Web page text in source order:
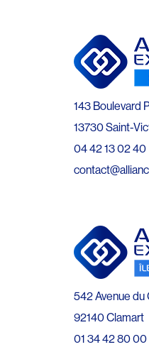
143 Boulevard
13730 Saint-
04 42 13 02 40
542 Avenue du
92140 Clamart
01 34 42 80 00